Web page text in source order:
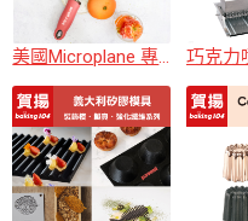
美國Microplane 專業刨刀